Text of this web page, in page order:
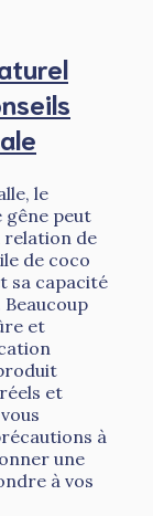
le
peut
relation de
de coco
sa capacité
et
et
à
une
à vos